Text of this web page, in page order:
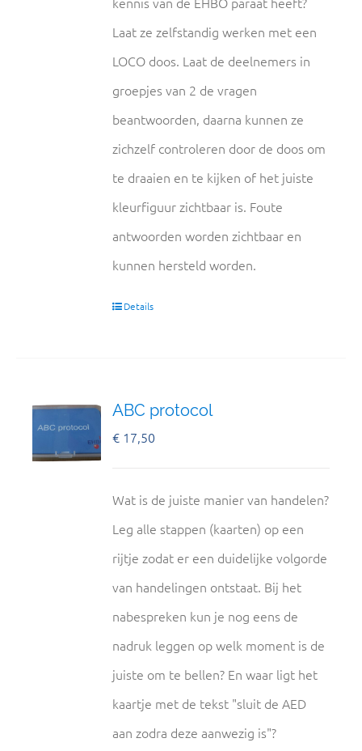
Laat ze zelfstandig werken met een
LOCO doos. Laat de deelnemers in
groepjes van 2 de vragen
beantwoorden, daarna kunnen ze
zichzelf controleren door de doos om
te draaien en te kijken of het juiste
kleurfiguur zichtbaar is. Foute
antwoorden worden zichtbaar en
kunnen hersteld worden.
Details
ABC protocol
€ 17,50
Wat is de juiste manier van handelen?
Leg alle stappen (kaarten) op een
rijtje zodat er een duidelijke volgorde
van handelingen ontstaat. Bij het
nabespreken kun je nog eens de
nadruk leggen op welk moment is de
juiste om te bellen? En waar ligt het
kaartje met de tekst "sluit de AED
aan zodra deze aanwezig is"?